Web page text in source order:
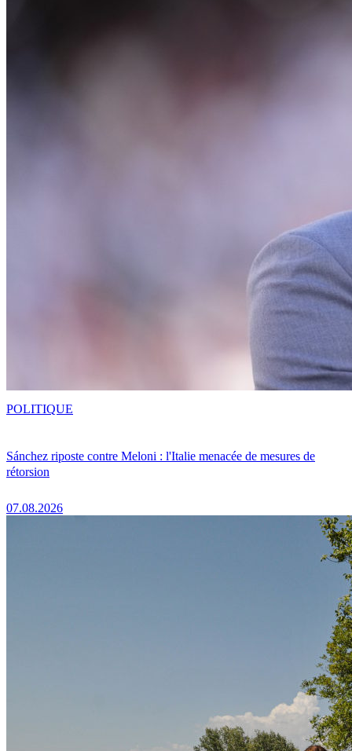
Sánchez riposte contre Meloni : l'Italie menacée de mesures de
rétorsion
07.08.2026
POLITIQUE